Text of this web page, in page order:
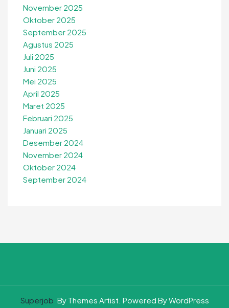
November 2025
Oktober 2025
September 2025
Agustus 2025
Juli 2025
Juni 2025
Mei 2025
April 2025
Maret 2025
Februari 2025
Januari 2025
Desember 2024
November 2024
Oktober 2024
September 2024
Superjob By Themes Artist. Powered By WordPress